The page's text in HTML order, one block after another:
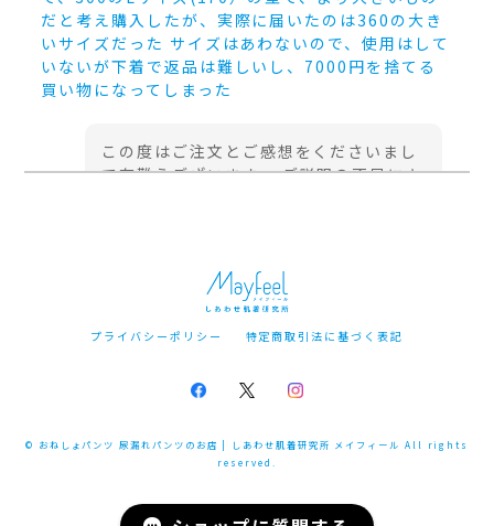
だと考え購入したが、実際に届いたのは360の大き
いサイズだった サイズはあわないので、使用はして
いないが下着で返品は難しいし、7000円を捨てる
買い物になってしまった
この度はご注文とご感想をくださいまし
て有難うございます。 ご説明の不足によ
ん。 大人用の製品であることをわかりや
すく、またパッドの違いなどを改めてご
案内できるよう進めてまいります。
2025/01/24
面のウエストゴム部にある織タグ。カサカサして肌
プライバシーポリシー 特定商取引法に基づく表記
© おねしょパンツ 尿漏れパンツのお店 | しあわせ肌着研究所 メイフィール All rights
reserved.